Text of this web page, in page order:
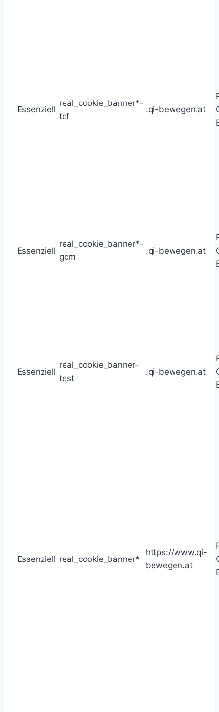
Essenziell
real_cookie_banner*-
tcf
.qi-bewegen.at
Essenziell
real_cookie_banner*-
gcm
.qi-bewegen.at
Essenziell
real_cookie_banner-
test
.qi-bewegen.at
Essenziell real_cookie_banner*
https://www.qi-
bewegen.at